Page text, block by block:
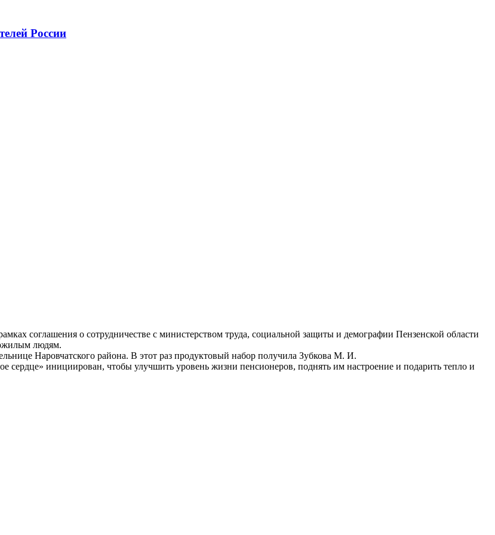
России
соглашения о сотрудничестве с министерством труда, социальной защиты и демографии Пензенской области
людям.
Наровчатского района. В этот раз продуктовый набор получила Зубкова М. И.
инициирован, чтобы улучшить уровень жизни пенсионеров, поднять им настроение и подарить тепло и